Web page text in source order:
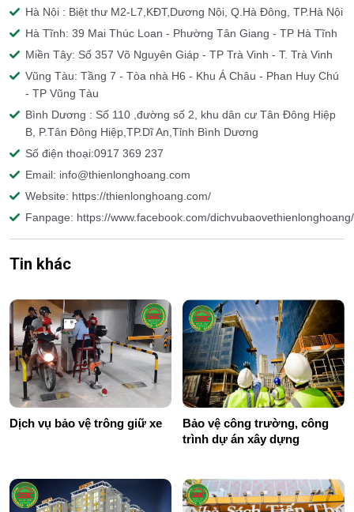
Hà Nội : Biệt thư M2-L7,KĐT,Dương Nội, Q.Hà Đông, TP.Hà Nội
Hà Tĩnh: 39 Mai Thúc Loan - Phường Tân Giang - TP Hà Tĩnh
Miền Tây: Số 357 Võ Nguyên Giáp - TP Trà Vinh - T. Trà Vinh
Vũng Tàu: Tầng 7 - Tòa nhà H6 - Khu Á Châu - Phan Huy Chú
- TP Vũng Tàu
Bình Dương : Số 110 ,đường số 2, khu dân cư Tân Đông Hiệp
B, P.Tân Đông Hiệp,TP.Dĩ An,Tỉnh Bình Dương
Số điện thoại:0917 369 237
Email: info@thienlonghoang.com
Website: https://thienlonghoang.com/
Fanpage: https://www.facebook.com/dichvubaovethienlonghoang/
Tin khác
Dịch vụ bảo vệ trông giữ xe
Bảo vệ công trường, công
trình dự án xây dựng